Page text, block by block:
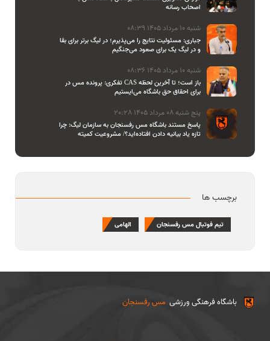
اصحاب رسانه
شنبه 10 مرداد 1405 08:39
جباری: مسئولیت نتایج را می‌پذیرم؛ در لیگ برتر برای بقا
و در لیگ یک برای صعود می‌جنگیم
شنبه 10 مرداد 1405 08:36
تفکری: پرونده مس در CAS باز است؛ تا آخرین لحظه
برای احقاق حق باشگاه می‌ایستیم
پنج شنبه 08 مرداد 1405 20:28
پاسخ مستند باشگاه مس رفسنجان به سازمان لیگ: چرا
تازه یاد بیانیه دادن افتاده‌اید؟/ مشروعیت کمیته
برچسب ها
تیم فوتبال مس رفسنجان الهامی
مس رفسنجان باشگاه فرهنگی ورزشی